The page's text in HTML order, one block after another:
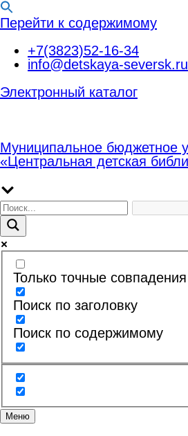
Перейти к содержимому
+7(3823)52-16-34
info@detskaya-seversk.ru
Электронный каталог
Муниципальное бюджетное
«Центральная детская
Только точные совпадения
Поиск по заголовку
Поиск по содержимому
Меню